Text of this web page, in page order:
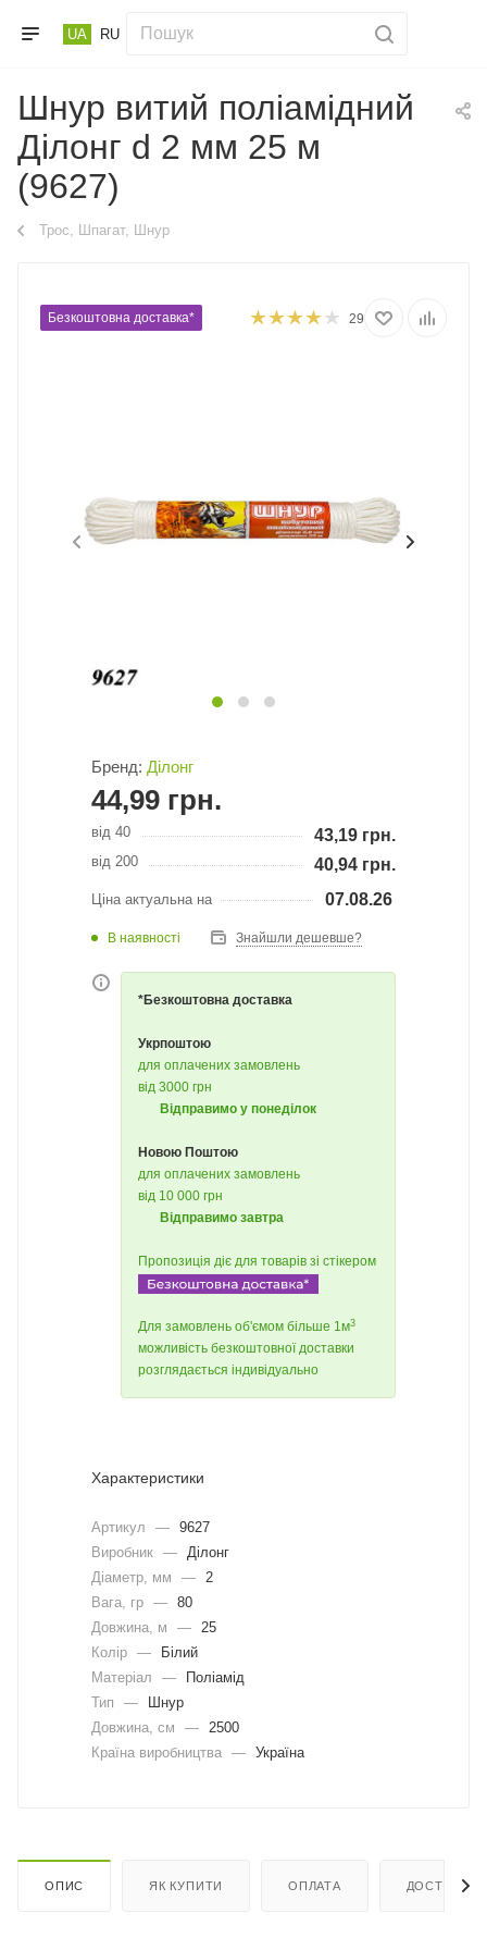
UA RU
Шнур витий поліамідний
Ділонг d 2 мм 25 м
(9627)
Трос, Шпагат, Шнур
Безкоштовна доставка* 29
Бренд: Ділонг
44,99 грн.
від 40 43,19 грн.
від 200 40,94 грн.
Ціна актуальна на 07.08.26
В наявності Знайшли дешевше?
*Безкоштовна доставка
Укрпоштою
для оплачених замовлень
від 3000 грн
Відправимо у понеділок
Новою Поштою
для оплачених замовлень
від 10 000 грн
Відправимо завтра
Пропозиція діє для товарів зі стікером
Для замовлень об'ємом більше 1м3
можливість безкоштовної доставки
розглядається індивідуально
Характеристики
Артикул — 9627
Виробник —
Ділонг
Діаметр, мм
—
2
Вага, гр — 80
Довжина, м
—
25
Колір —
Білий
Матеріал
—
Поліамід
Тип
—
Шнур
Довжина, cм
—
2500
Країна виробництва — Україна
ОПИС ЯК КУПИТИ ОПЛАТА ДОСТАВКА